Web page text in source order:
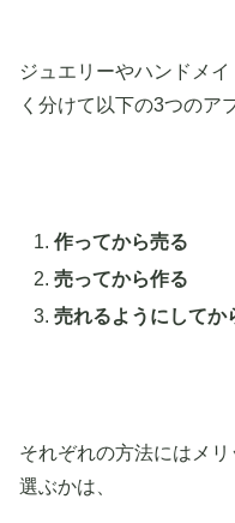
ジュエリーやハンドメ
く分けて以下の3つのア
作ってから売る
売ってから作る
売れるようにしてか
それぞれの方法にはメ
選ぶかは、